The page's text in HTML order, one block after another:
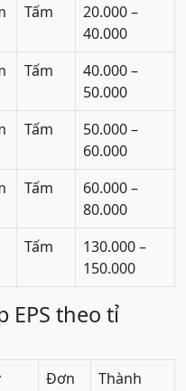
Tấm
20.000 –
40.000
Tấm
40.000 –
50.000
Tấm
50.000 –
60.000
Tấm
60.000 –
80.000
Tấm
130.000 –
150.000
EPS theo tỉ
Đơn
Thành